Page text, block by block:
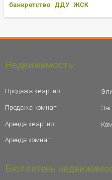
банкротство ДДУ ЖСК
Недвижимость
Продажа квартир
Продажа комнат
Аренда квартир
Аренда комнат
Бюллетень